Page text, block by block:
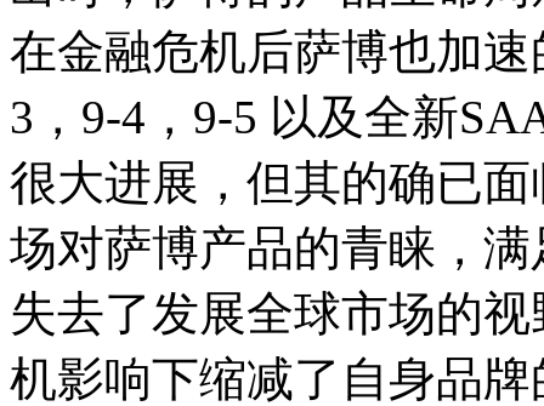
在金融危机后萨博也加
3，9-4，9-5 以及全新
很大进展，但其的确已
场对萨博产品的青睐，
失去了发展全球市场的
机影响下缩减了自身品